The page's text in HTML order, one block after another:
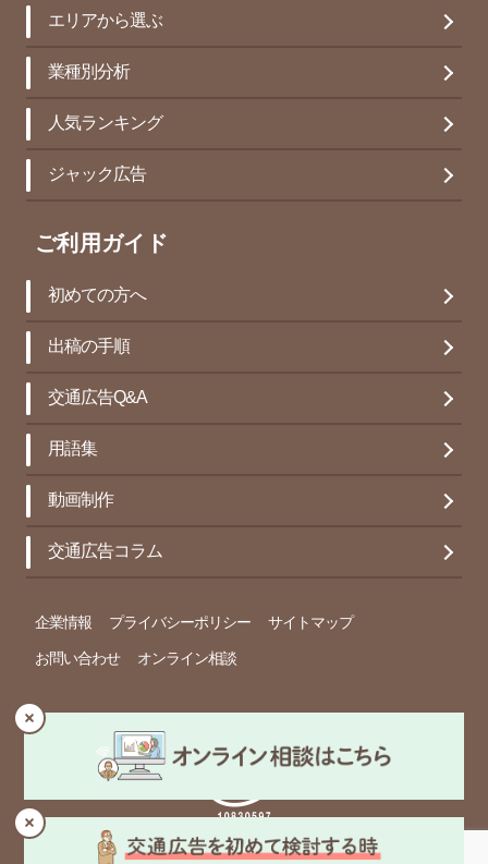
エリアから選ぶ
業種別分析
人気ランキング
ジャック広告
ご利用ガイド
初めての方へ
出稿の手順
交通広告Q&A
用語集
動画制作
交通広告コラム
企業情報 プライバシーポリシー サイトマップ
お問い合わせ オンライン相談
© Copyright 春光社 Inc. All rights reserved.